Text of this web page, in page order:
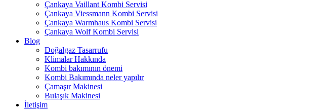
Çankaya Vaillant Kombi Servisi
Çankaya Viessmann Kombi Servisi
Çankaya Warmhaus Kombi Servisi
Çankaya Wolf Kombi Servisi
Blog
Doğalgaz Tasarrufu
Klimalar Hakkında
Kombi bakımının önemi
Kombi Bakımında neler yapılır
Çamaşır Makinesi
Bulaşık Makinesi
İletişim